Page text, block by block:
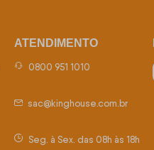
ATENDIMENTO
0800 951 1010
sac@kinghouse.com.br
Seg. à Sex. das 08h às 18h